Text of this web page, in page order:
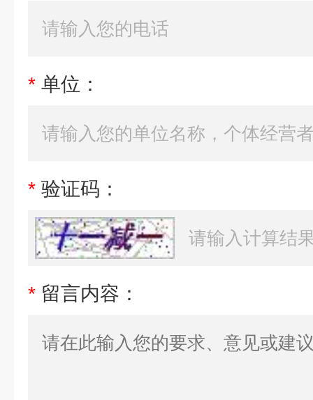
* 单位：
* 验证码：
* 留言内容：